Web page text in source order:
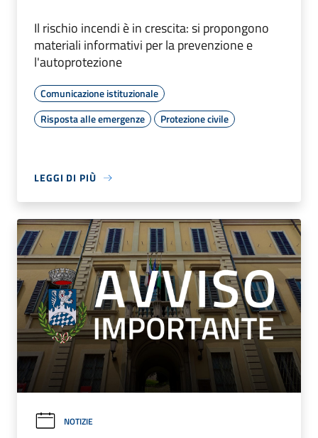
Il rischio incendi è in crescita: si propongono
materiali informativi per la prevenzione e
l'autoprotezione
Comunicazione istituzionale
Risposta alle emergenze
Protezione civile
LEGGI DI PIÙ
NOTIZIE